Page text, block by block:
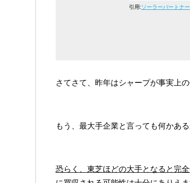
引用:ソーラーパートナ
さてさて、昨年はシャープが事実上
もう、最大手企業と言っても何かあ
恐らく、東芝ほどの大手となると完